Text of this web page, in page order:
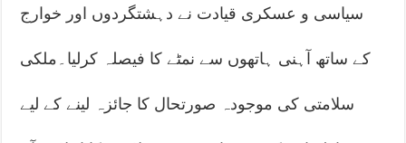
سیاسی و عسکری قیادت نے دہشتگردوں اور خوارج
کے ساتھ آہنی ہاتھوں سے نمٹے کا فیصلہ کرلیا۔ملکی
سلامتی کی موجودہ صورتحال کا جائزہ لینے کے لیے